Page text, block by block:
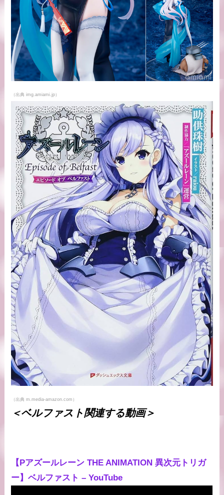
（出典 img.amiami.jp）
（出典 m.media-amazon.com）
＜ベルファスト関連する動画＞
【Pアズールレーン THE ANIMATION 異次元トリガ
ー】ベルファスト – YouTube